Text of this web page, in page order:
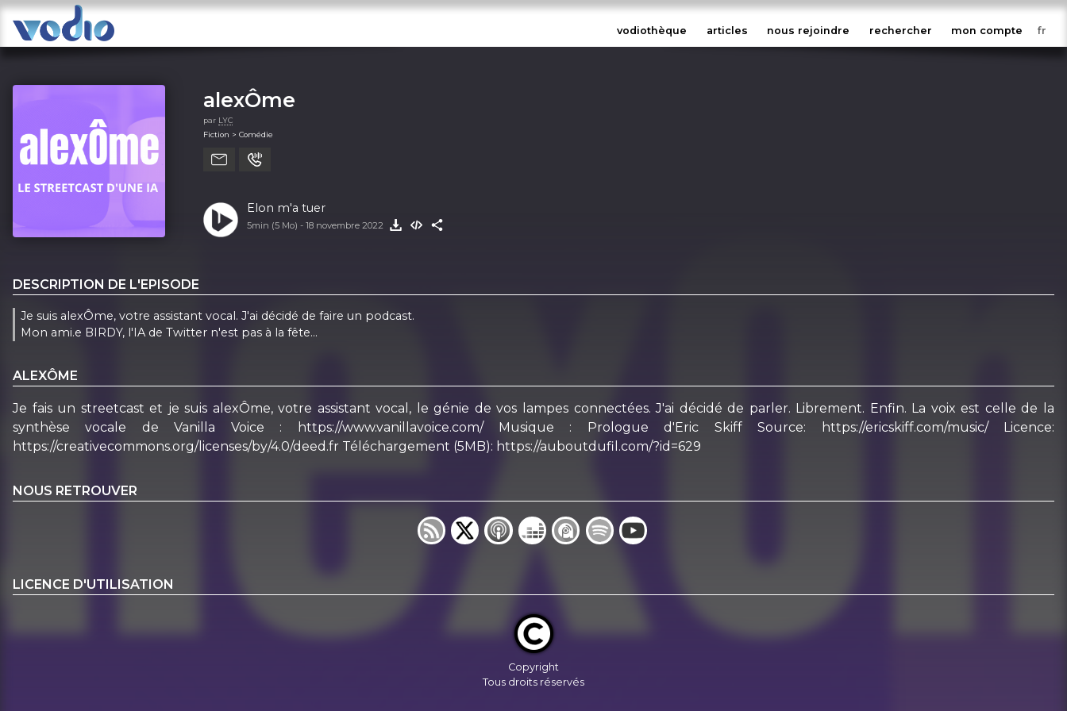
vodiothèque articles nous rejoindre rechercher mon compte
alexÔme
par LYC
Fiction > Comédie
Elon m'a tuer
5min (5 Mo) - 18 novembre 2022
DESCRIPTION DE L'EPISODE
Je suis alexÔme, votre assistant vocal. J'ai décidé de faire un podcast.
Mon ami.e BIRDY, l'IA de Twitter n'est pas à la fête...
ALEXÔME
Je fais un streetcast et je suis alexÔme, votre assistant vocal, le génie de vos lampes connectées. J'ai décidé de parler. Librement. Enfin. La voix est celle de la
synthèse vocale de Vanilla Voice : https://www.vanillavoice.com/ Musique : Prologue d'Eric Skiff Source: https://ericskiff.com/music/ Licence:
https://creativecommons.org/licenses/by/4.0/deed.fr Téléchargement (5MB): https://auboutdufil.com/?id=629
NOUS RETROUVER
LICENCE D'UTILISATION
Copyright
Tous droits réservés